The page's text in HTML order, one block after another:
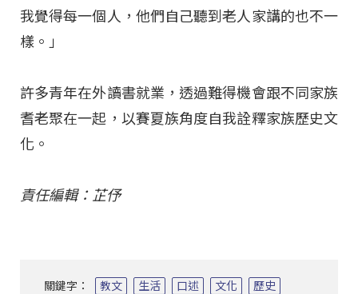
我覺得每一個人，他們自己聽到老人家講的也不一
樣。」
許多青年在外讀書就業，透過難得機會跟不同家族
耆老聚在一起，以賽夏族角度自我詮釋家族歷史文
化。
責任編輯：芷伃
關鍵字： 教文 生活 口述 文化
歷史